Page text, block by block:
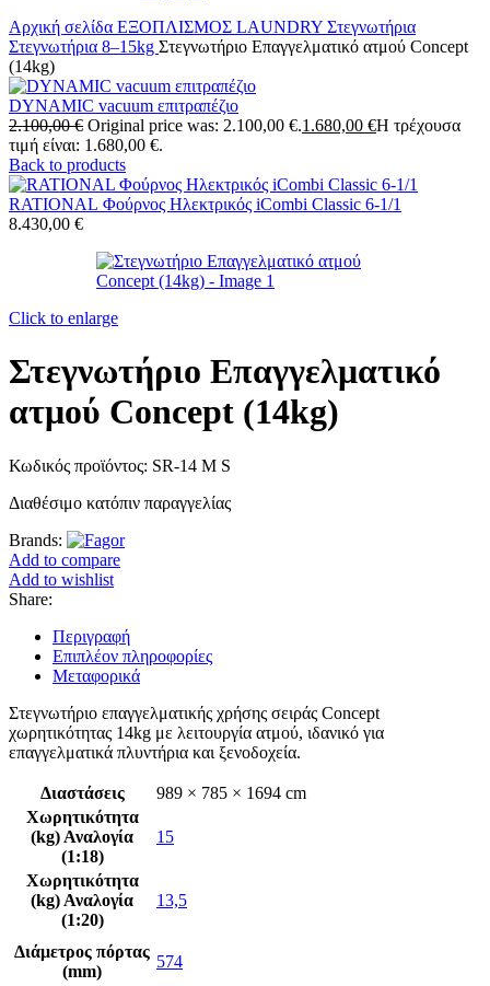
Αρχική σελίδα ΕΞΟΠΛΙΣΜΟΣ LAUNDRY Στεγνωτήρια
Στεγνωτήρια 8–15kg Στεγνωτήριο Επαγγελματικό ατμού Concept
(14kg)
DYNAMIC vacuum επιτραπέζιο
2.100,00€ Original price was: 2.100,00 €.1.680,00 €Η τρέχουσα
τιμή είναι: 1.680,00 €.
Back to products
RATIONAL Φούρνος Ηλεκτρικός iCombi Classic 6-1/1
8.430,00 €
Click to enlarge
Στεγνωτήριο Επαγγελματικό
ατμού Concept (14kg)
Κωδικός προϊόντος: SR-14 M S
Διαθέσιμο κατόπιν παραγγελίας
Brands:
Add to compare
Add to wishlist
Share:
Περιγραφή
Επιπλέον πληροφορίες
Μεταφορικά
Στεγνωτήριο επαγγελματικής χρήσης σειράς Concept
χωρητικότητας 14kg με λειτουργία ατμού, ιδανικό για
επαγγελματικά πλυντήρια και ξενοδοχεία.
Διαστάσεις
989 × 785 × 1694 cm
Χωρητικότητα
(kg) Αναλογία
(1:18)
15
Χωρητικότητα
(kg) Αναλογία
(1:20)
13,5
Διάμετρος πόρτας
(mm)
574